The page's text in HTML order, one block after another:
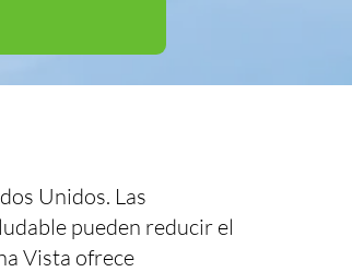
Unidos. Las
pueden reducir el
Vista ofrece